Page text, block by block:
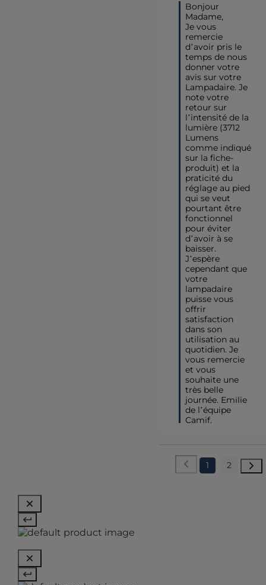
Bonjour
Madame,
Je vous
remercie
d’avoir pris le
temps de nous
donner votre
avis sur votre
Lampadaire. Je
note votre
retour sur
l’intensité de la
lumière (3712
Lumens
comme indiqué
sur la fiche-
produit) et la
praticité du
réglage au pied
qui se veut
pourtant être
fonctionnel
pour éviter
d’avoir à se
baisser.
J’espère
cependant que
votre
lampadaire
puisse vous
offrir
satisfaction
dans son
utilisation au
quotidien. Je
vous remercie
et vous
souhaite une
très belle
journée. Emilie
de l’équipe
Camif.
1 2